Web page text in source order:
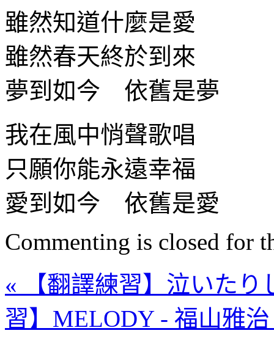
雖然知道什麼是愛
雖然春天終於到來
夢到如今 依舊是夢
我在風中悄聲歌唱
只願你能永遠幸福
愛到如今 依舊是愛
Commenting is closed for
« 【翻譯練習】泣いたり
習】MELODY - 福山雅治